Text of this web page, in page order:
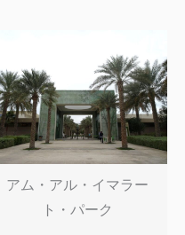
アム・アル・イマラー
ト・パーク